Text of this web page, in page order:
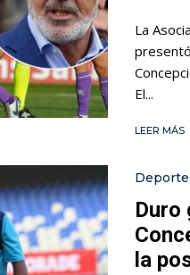
La
El...
LEER MÁS
Duro
la